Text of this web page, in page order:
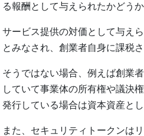
る報酬として与えられたかどう
サービス提供の対価として与え
とみなされ、創業者自身に課税さ
そうではない場合、例えば創業
していて事業体の所有権や議決
発行している場合は資本資産と
また、セキュリティトークンは